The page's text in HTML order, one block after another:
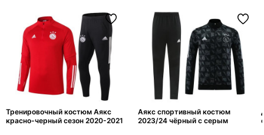
Тренировочный костюм Аякс
красно-черный сезон 2020-2021
Аякс спортивный костюм
2023/24 чёрный с серым